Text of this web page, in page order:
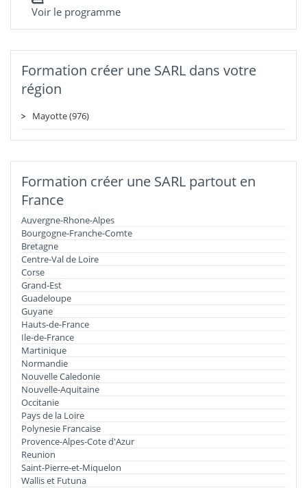
Voir le programme
Formation créer une SARL dans votre
région
Mayotte (976)
Formation créer une SARL partout en
France
Auvergne-Rhone-Alpes
Bourgogne-Franche-Comte
Bretagne
Centre-Val de Loire
Corse
Grand-Est
Guadeloupe
Guyane
Hauts-de-France
Ile-de-France
Martinique
Normandie
Nouvelle Caledonie
Nouvelle-Aquitaine
Occitanie
Pays de la Loire
Polynesie Francaise
Provence-Alpes-Cote d'Azur
Reunion
Saint-Pierre-et-Miquelon
Wallis et Futuna